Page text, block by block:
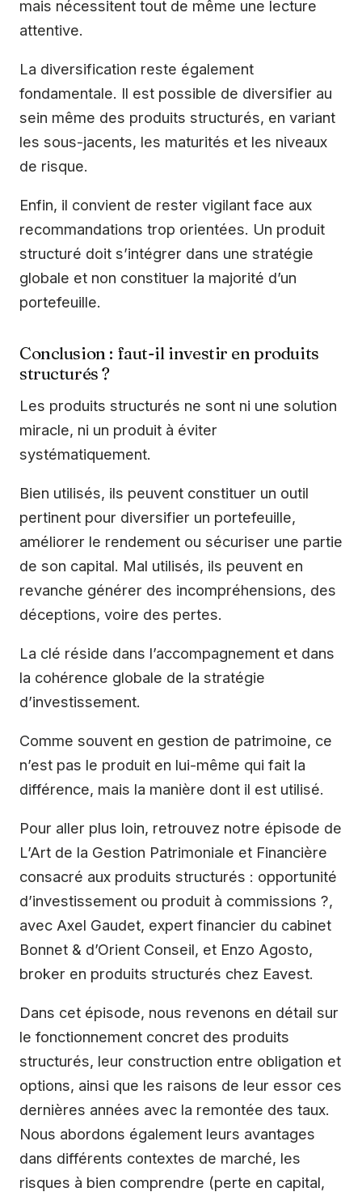
mais nécessitent tout de même une lecture
attentive.
La diversification reste également
fondamentale. Il est possible de diversifier au
sein même des produits structurés, en variant
les sous-jacents, les maturités et les niveaux
de risque.
Enfin, il convient de rester vigilant face aux
recommandations trop orientées. Un produit
structuré doit s’intégrer dans une stratégie
globale et non constituer la majorité d’un
portefeuille.
Conclusion : faut-il investir en produits
structurés ?
Les produits structurés ne sont ni une solution
miracle, ni un produit à éviter
systématiquement.
Bien utilisés, ils peuvent constituer un outil
pertinent pour diversifier un portefeuille,
améliorer le rendement ou sécuriser une partie
de son capital. Mal utilisés, ils peuvent en
revanche générer des incompréhensions, des
déceptions, voire des pertes.
La clé réside dans l’accompagnement et dans
la cohérence globale de la stratégie
d’investissement.
Comme souvent en gestion de patrimoine, ce
n’est pas le produit en lui-même qui fait la
différence, mais la manière dont il est utilisé.
Pour aller plus loin, retrouvez notre épisode de
L’Art de la Gestion Patrimoniale et Financière
consacré aux produits structurés : opportunité
d’investissement ou produit à commissions ?,
avec Axel Gaudet, expert financier du cabinet
Bonnet & d’Orient Conseil, et Enzo Agosto,
broker en produits structurés chez Eavest.
Dans cet épisode, nous revenons en détail sur
le fonctionnement concret des produits
structurés, leur construction entre obligation et
options, ainsi que les raisons de leur essor ces
dernières années avec la remontée des taux.
Nous abordons également leurs avantages
dans différents contextes de marché, les
risques à bien comprendre (perte en capital,